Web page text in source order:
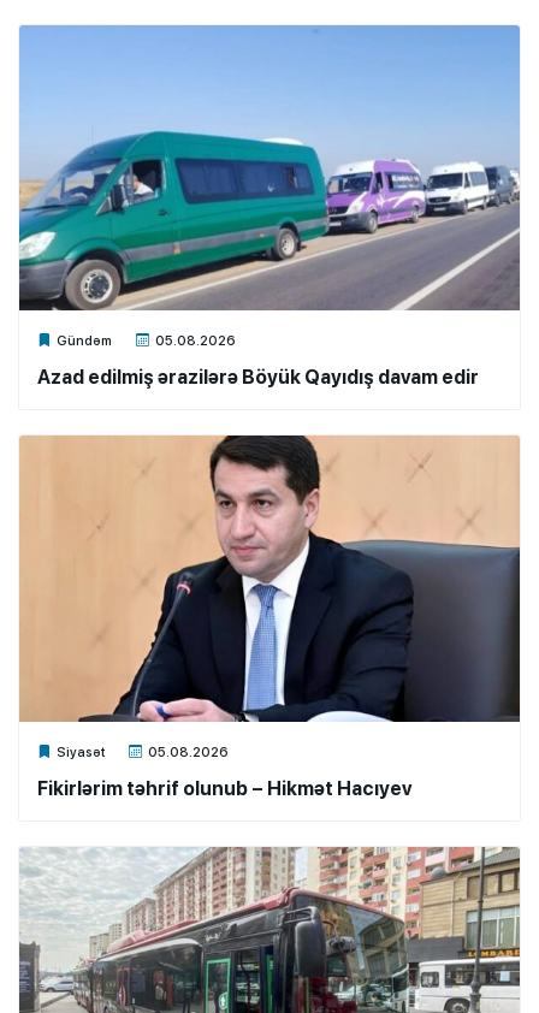
Gündəm 05.08.2026
Xalq.Online
Azad edilmiş ərazilərə Böyük Qayıdış davam edir
Siyasət 05.08.2026
Xalq.Online
Fikirlərim təhrif olunub – Hikmət Hacıyev